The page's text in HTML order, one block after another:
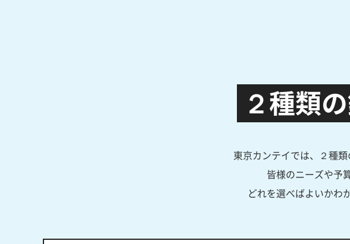
２種類
東京カンテイでは、２種
皆様のニーズや予
どれを選べばよいかわ